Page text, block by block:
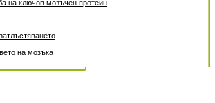
на ключов мозъчен протеин
на мозъка